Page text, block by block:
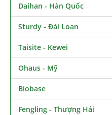
Daihan - Hàn Quốc
Sturdy - Đài Loan
Taisite - Kewei
Ohaus - Mỹ
Biobase
Fengling - Thượng Hải